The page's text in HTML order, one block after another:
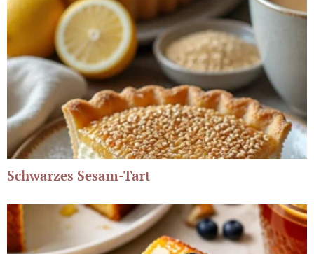
Schwarzes Sesam-Tart